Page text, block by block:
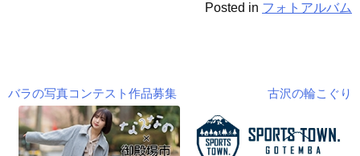
Posted in フォトアルバム
投
稿
バラの写真コンテスト作品募集 古沢の輪こぐり